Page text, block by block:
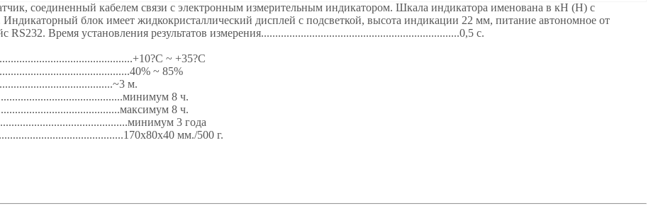
соединенный кабелем связи с электронным измерительным индикатором. Шкала индикатора именована в кН (Н) с
блок имеет жидкокристаллический дисплей с подсветкой, высота индикации 22 мм, питание автономное от
Время установления результатов измерения......................................................................0,5 с.
~ +35?С
~ 85%
м.
8 ч.
8 ч.
3 года
мм./500 г.